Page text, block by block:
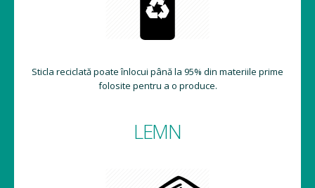
Sticla reciclată poate înlocui până la 95% din materiile prime
folosite pentru a o produce.
LEMN